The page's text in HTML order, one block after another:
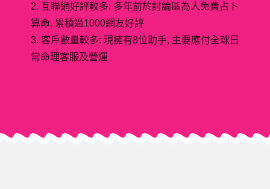
2. 互聯網好評較多: 多年前於討論區為人免費占卜
算命, 累積過1000網友好評
3. 客戶數量較多: 現擁有8位助手, 主要應付全球日
常命理客服及營運